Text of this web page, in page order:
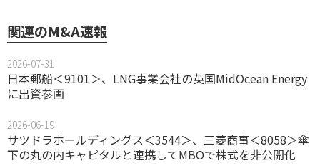
関連のM&A速報
2026-07-31
日本郵船＜9101＞、LNG事業会社の英国MidOcean Energy
に出資参画
2026-06-19
サツドラホールディングス＜3544＞、三菱商事＜8058＞傘
下の丸の内キャピタルと連携してMBOで株式を非公開化